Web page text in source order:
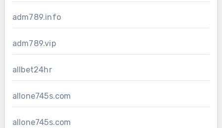
adm789.info
adm789.vip
allbet24hr
allone745s.com
allone745s.com